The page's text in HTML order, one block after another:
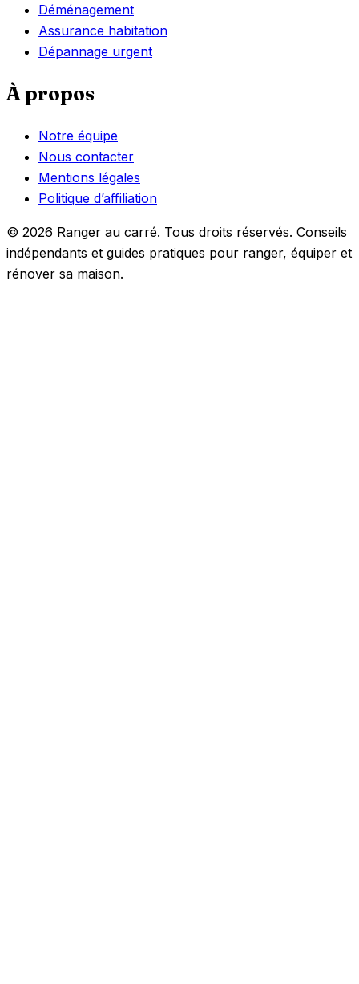
Déménagement
Assurance habitation
Dépannage urgent
À propos
Notre équipe
Nous contacter
Mentions légales
Politique d’affiliation
© 2026 Ranger au carré. Tous droits réservés. Conseils
indépendants et guides pratiques pour ranger, équiper et
rénover sa maison.